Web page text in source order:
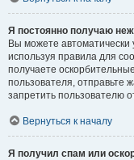
Я постоянно получаю
Вы можете
используя правила для
получаете
пользователя, отправьте
запретить пользователю
Вернуться к началу
Я получил спам или